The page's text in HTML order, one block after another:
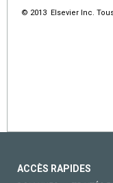
© 2013 Elsevier Inc.
ACCÈS RAPIDES